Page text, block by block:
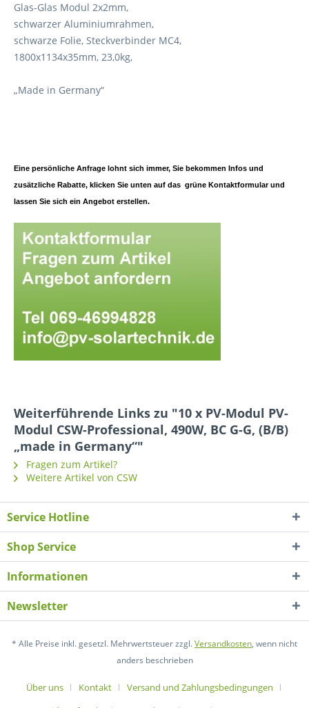
Glas-Glas Modul 2x2mm,
schwarzer Aluminiumrahmen,
schwarze Folie, Steckverbinder MC4,
1800x1134x35mm, 23,0kg,
„Made in Germany“
Eine persönliche Anfrage lohnt sich immer, Sie bekommen Infos und
zusätzliche Rabatte, klicken Sie unten auf das grüne Kontaktformular und
lassen Sie sich ein Angebot erstellen.
Weiterführende Links zu "10 x PV-Modul PV-
Modul CSW-Professional, 490W, BC G-G, (B/B)
„made in Germany“"
Fragen zum Artikel?
Weitere Artikel von CSW
Service Hotline
Shop Service
Informationen
Newsletter
* Alle Preise inkl. gesetzl. Mehrwertsteuer zzgl.Versandkosten, wenn nicht
anders beschrieben
Über uns Kontakt
Versand und Zahlungsbedingungen